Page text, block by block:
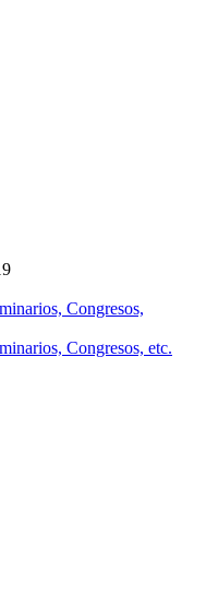
Congresos,
Congresos, etc.